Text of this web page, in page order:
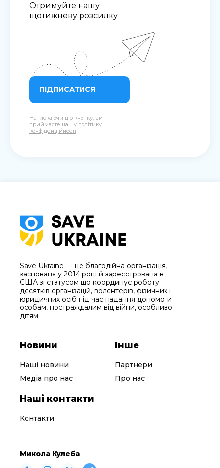
Отримуйте нашу
щотижневу розсилку
ПІДПИСАТИСЯ
Натискаючи цю кнопку, ви
приймаєте нашу політику
конфіденційності
Save Ukraine — це благодійна організація,
заснована у 2014 році й зареєстрована в
США зі статусом що координує роботу
десятків організацій, волонтерів, фізичних і
юридичних осіб під час надання допомоги
особам, постраждалим від війни, особливо
дітям.
Новини
Наші новини
Медіа про нас
Інше
Партнери
Про нас
Наші контакти
Контакти
Микола Кулеба